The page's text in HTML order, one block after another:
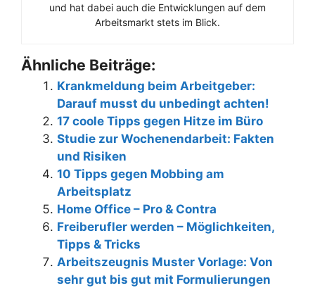
und hat dabei auch die Entwicklungen auf dem
Arbeitsmarkt stets im Blick.
Ähnliche Beiträge:
Krankmeldung beim Arbeitgeber:
Darauf musst du unbedingt achten!
17 coole Tipps gegen Hitze im Büro
Studie zur Wochenendarbeit: Fakten
und Risiken
10 Tipps gegen Mobbing am
Arbeitsplatz
Home Office – Pro & Contra
Freiberufler werden – Möglichkeiten,
Tipps & Tricks
Arbeitszeugnis Muster Vorlage: Von
sehr gut bis gut mit Formulierungen